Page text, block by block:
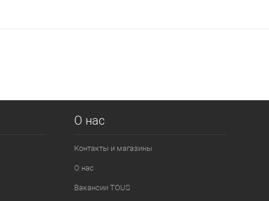
О нас
Контакты и магазины
О нас
Вакансии TOUS